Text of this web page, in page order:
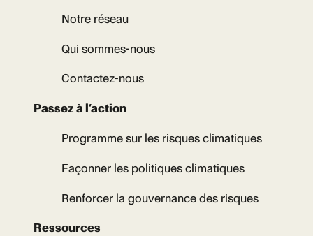
Notre réseau
Qui sommes-nous
Contactez-nous
Passez à l’action
Programme sur les risques climatiques
Façonner les politiques climatiques
Renforcer la gouvernance des risques
Ressources